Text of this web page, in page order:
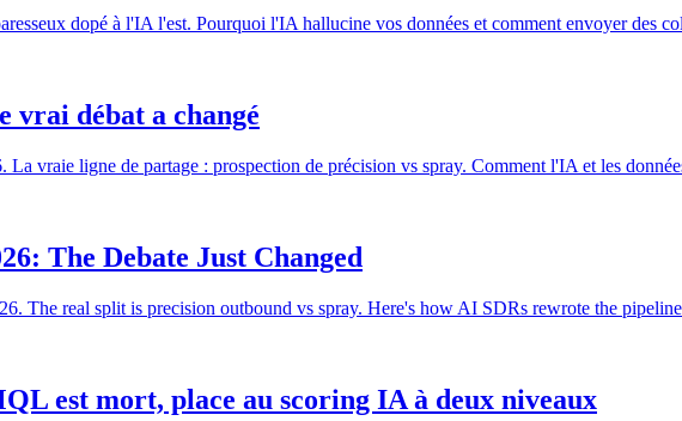
dopé à l'IA l'est. Pourquoi l'IA hallucine vos données et comment envoyer des
vrai débat a changé
vraie ligne de partage : prospection de précision vs spray. Comment l'IA et les
The Debate Just Changed
The real split is precision outbound vs spray. Here's how AI SDRs rewrote the
est mort, place au scoring IA à deux niveaux